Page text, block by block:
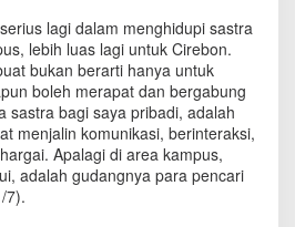
lagi dalam menghidupi sastra
lebih luas lagi untuk Cirebon.
bukan berarti hanya untuk
boleh merapat dan bergabung
sastra bagi saya pribadi, adalah
menjalin komunikasi, berinteraksi,
Apalagi di area kampus,
adalah gudangnya para pencari
7).